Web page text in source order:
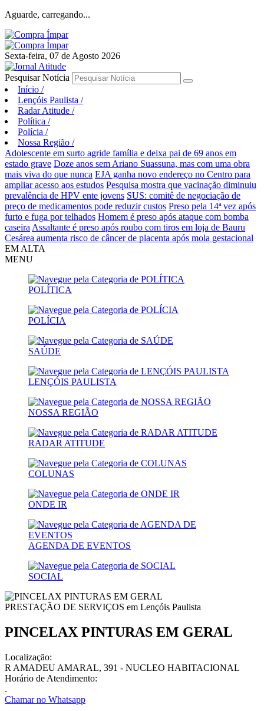
Aguarde, carregando...
Sexta-feira, 07 de Agosto 2026
Pesquisar Notícia
Início /
Lençóis Paulista /
Radar Atitude /
Política /
Polícia /
Nossa Região /
Adolescente em surto agride família e deixa pai de 69 anos em
estado grave Doze anos sem Ariano Suassuna, mas com uma obra
mais viva do que nunca EJA ganha novo endereço no Centro para
ampliar acesso aos estudos Pesquisa mostra que vacinação diminuiu
prevalência de HPV ente jovens SUS: comitê de negociação de
preço de medicamentos pode reduzir custos Preso pela 14ª vez após
furto e fuga por telhados Homem é preso após ataque com bomba
caseira Assaltante é preso após roubo com tiros em loja de Bauru
Cesárea aumenta risco de câncer de placenta após mola gestacional
EM ALTA
MENU
POLÍTICA
POLÍCIA
SAÚDE
LENÇÓIS PAULISTA
NOSSA REGIÃO
RADAR ATITUDE
COLUNAS
ONDE IR
AGENDA DE EVENTOS
SOCIAL
PRESTAÇÃO DE SERVIÇOS em Lençóis Paulista
PINCELAX PINTURAS EM GERAL
Localização:
R AMADEU AMARAL, 391 - NUCLEO HABITACIONAL
Horário de Atendimento:
.
Chamar no Whatsapp